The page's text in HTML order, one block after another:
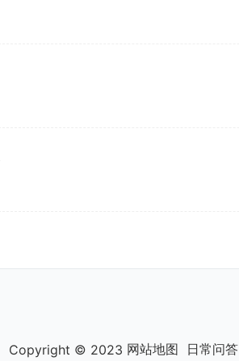
Copyright © 2023 网站地图 日常问答